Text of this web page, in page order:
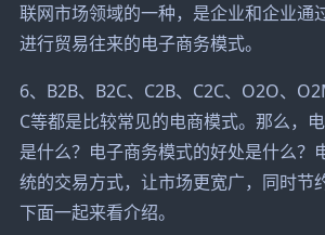
联网市场领域的一种，是企业和企业通
进行贸易往来的电子商务模式。
6、B2B、B2C、C2B、C2C、O2O、
C等都是比较常见的电商模式。那么，
是什么？电子商务模式的好处是什么？
统的交易方式，让市场更宽广，同时节
下面一起来看介绍。